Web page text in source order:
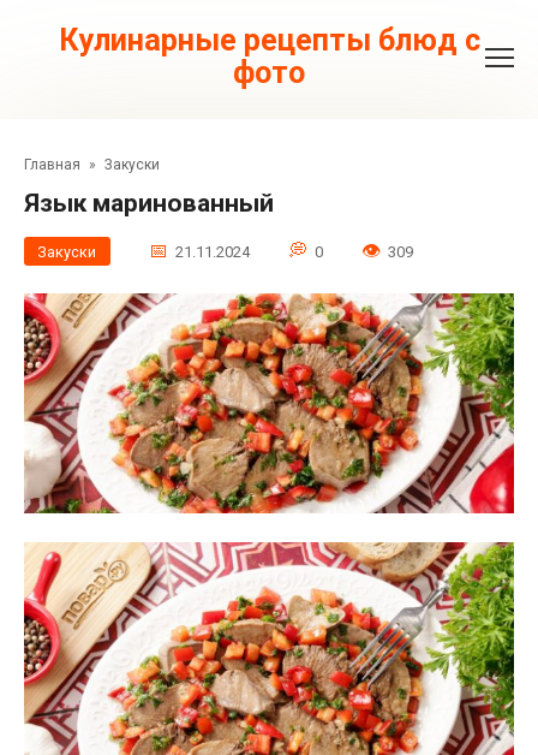
контентуКулинарные рецепты блюд с
фото
Главная » Закуски
Язык маринованный
Закуски 21.11.2024 0 309